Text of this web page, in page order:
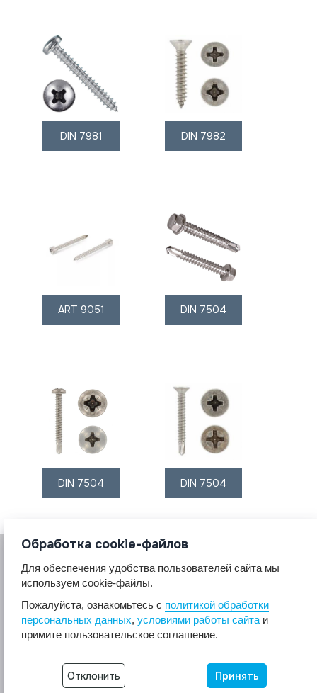
DIN 7981 DIN 7982
ART 9051 DIN 7504
DIN 7504 DIN 7504
© 2017 A2A4
Крепеж из нержавеющей стали А2 А4.
Разработка сайта -
Неткам
Обработка cookie-файлов
Для обеспечения удобства пользователей сайта мы
используем cookie-файлы.
Пожалуйста, ознакомьтесь с политикой обработки
персональных данных, условиями работы сайта и
примите пользовательское соглашение.
Отклонить Принять